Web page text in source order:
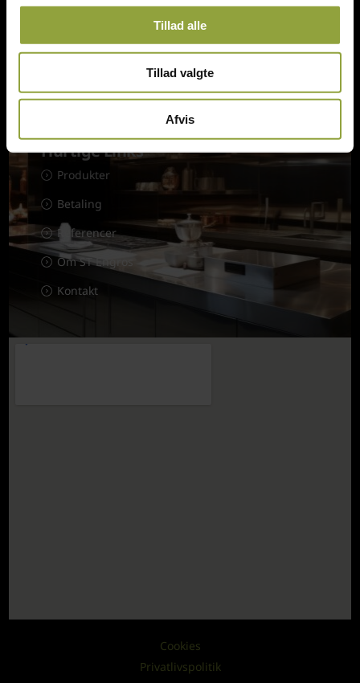
Tillad alle
Tillad valgte
Afvis
Danmark
st@thomsen.mail.dk
(+45) 61 28 22 89
Hurtige Links
Produkter
Betaling
Referencer
Om ST Engros
Kontakt
Cookies
Privatlivspolitik